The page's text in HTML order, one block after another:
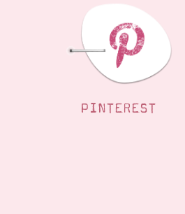
PINTEREST